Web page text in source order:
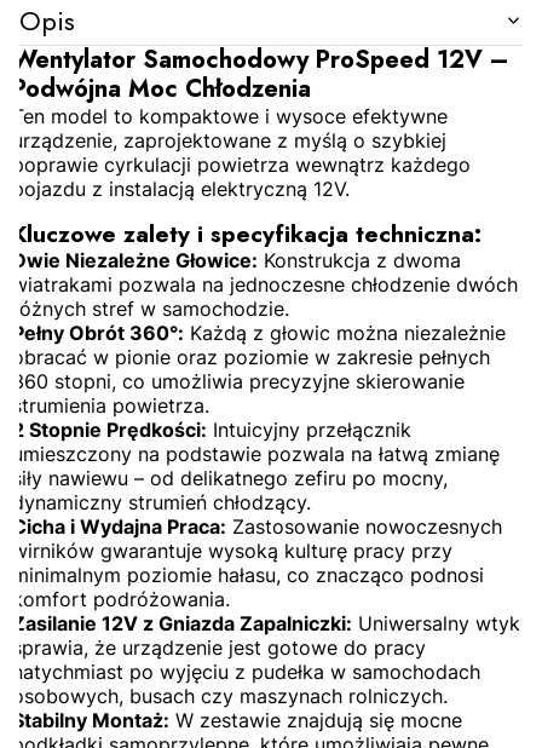
Opis
Wentylator Samochodowy ProSpeed 12V –
Podwójna Moc Chłodzenia
Ten model to kompaktowe i wysoce efektywne
urządzenie, zaprojektowane z myślą o szybkiej
poprawie cyrkulacji powietrza wewnątrz każdego
pojazdu z instalacją elektryczną 12V.
Kluczowe zalety i specyfikacja techniczna:
Dwie Niezależne Głowice: Konstrukcja z dwoma
wiatrakami pozwala na jednoczesne chłodzenie dwóch
różnych stref w samochodzie.
Pełny Obrót 360°: Każdą z głowic można niezależnie
obracać w pionie oraz poziomie w zakresie pełnych
360 stopni, co umożliwia precyzyjne skierowanie
strumienia powietrza.
2 Stopnie Prędkości: Intuicyjny przełącznik
umieszczony na podstawie pozwala na łatwą zmianę
siły nawiewu – od delikatnego zefiru po mocny,
dynamiczny strumień chłodzący.
Cicha i Wydajna Praca: Zastosowanie nowoczesnych
wirników gwarantuje wysoką kulturę pracy przy
minimalnym poziomie hałasu, co znacząco podnosi
komfort podróżowania.
Zasilanie 12V z Gniazda Zapalniczki: Uniwersalny wtyk
sprawia, że urządzenie jest gotowe do pracy
natychmiast po wyjęciu z pudełka w samochodach
osobowych, busach czy maszynach rolniczych.
Stabilny Montaż: W zestawie znajdują się mocne